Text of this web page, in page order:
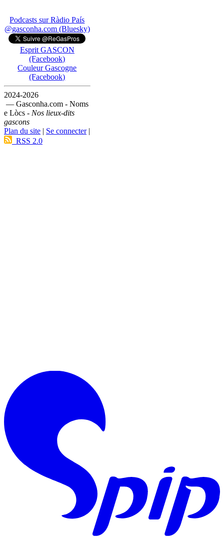
Podcasts sur Ràdio País
@gasconha.com (Bluesky)
Esprit GASCON
(Facebook)
Couleur Gascogne
(Facebook)
2024-2026
— Gasconha.com - Noms
e Lòcs - Nos lieux-dits
gascons
Plan du site | Se connecter|
RSS 2.0